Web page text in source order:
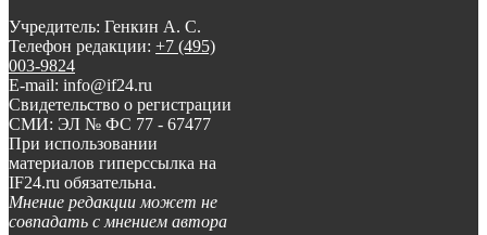
Учредитель: Генкин А. С.
Телефон редакции: +7 (495)
003-9824
E-mail: info@if24.ru
Свидетельство о регистрации
СМИ: ЭЛ № ФС 77 - 67477
При использовании
материалов гиперссылка на
IF24.ru обязательна.
Мнение редакции может не
совпадать с мнением автора